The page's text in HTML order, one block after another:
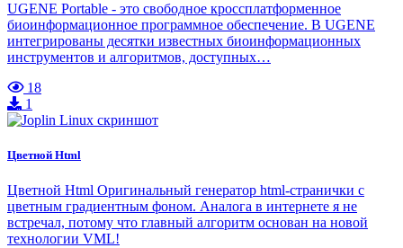
UGENE Portable - это свободное кроссплатформенное
биоинформационное программное обеспечение. В UGENE
интегрированы десятки известных биоинформационных
инструментов и алгоритмов, доступных…
18
1
Цветной Html
Цветной Html Оригинальный генератор html-странички с
цветным градиентным фоном. Аналога в интернете я не
встречал, потому что главный алгоритм основан на новой
технологии VML!